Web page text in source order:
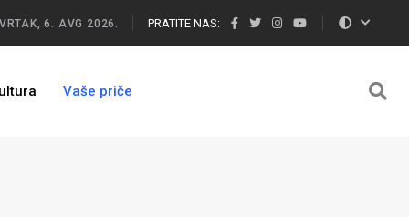
6. AVG 2026. PRATITE NAS:
Vaše priče